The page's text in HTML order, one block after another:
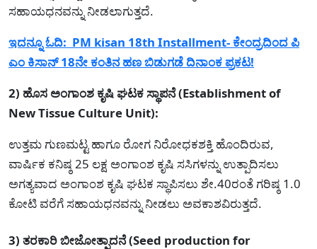
ಸಹಾಯಧನವನ್ನು ನೀಡಲಾಗುತ್ತದೆ.
ಇದನ್ನೂ ಓದಿ: PM kisan 18th Installment- ಕೇಂದ್ರದಿಂದ ಪಿ
ಎಂ ಕಿಸಾನ್ 18ನೇ ಕಂತಿನ ಹಣ ಬಿಡುಗಡೆ ದಿನಾಂಕ ಪ್ರಕಟ!
2) ಹೊಸ ಅಂಗಾಂಶ ಕೃಷಿ ಘಟಕ ಸ್ಥಾಪನೆ (Establishment of
New Tissue Culture Unit):
ಉತ್ತಮ ಗುಣಮಟ್ಟ ಹಾಗೂ ರೋಗ ನಿರೋಧಕಶಕ್ತಿ ಹೊಂದಿರುವ,
ವಾರ್ಷಿಕ ಕನಿಷ್ಠ 25 ಲಕ್ಷ ಅಂಗಾಂಶ ಕೃಷಿ ಸಸಿಗಳನ್ನು ಉತ್ಪಾದಿಸಲು
ಅಗತ್ಯವಾದ ಅಂಗಾಂಶ ಕೃಷಿ ಘಟಕ ಸ್ಥಾಪಿಸಲು ಶೇ.40ರಂತೆ ಗರಿಷ್ಠ 1.0
ಕೋಟಿ ವರೆಗೆ ಸಹಾಯಧನವನ್ನು ನೀಡಲು ಅವಕಾಶವಿರುತ್ತದೆ.
3) ತರಕಾರಿ ಬೀಜೋತ್ಪಾದನೆ (Seed production for